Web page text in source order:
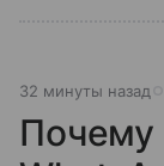
32 минуты назад
Почему